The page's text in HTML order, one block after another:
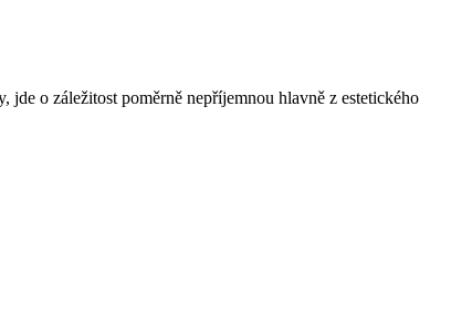
o záležitost poměrně nepříjemnou hlavně z estetického